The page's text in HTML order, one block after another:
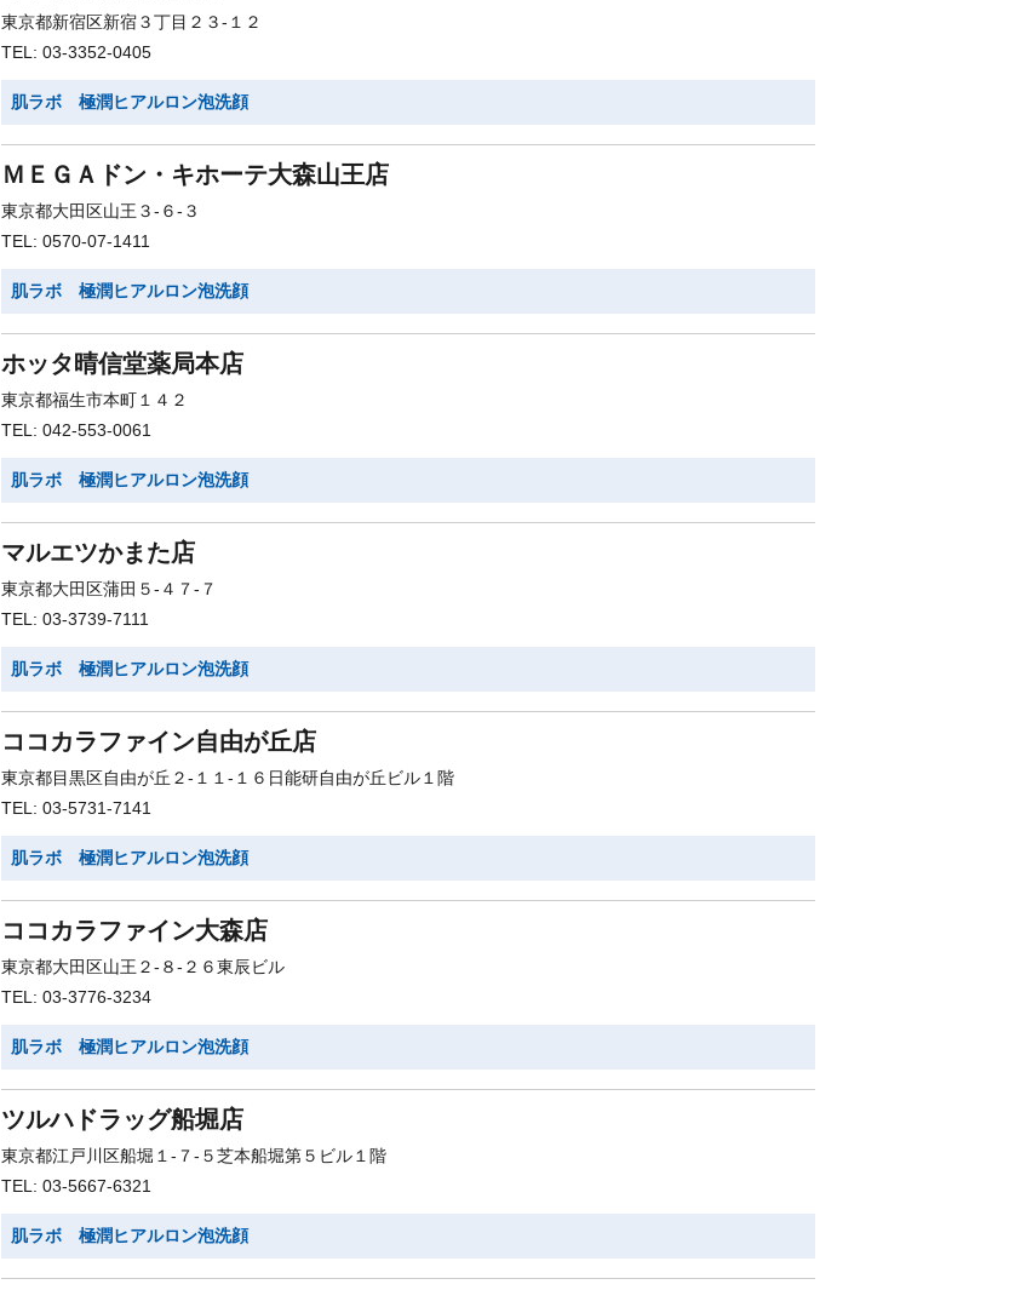
東京都新宿区新宿３丁目２３-１２
TEL: 03-3352-0405
肌ラボ 極潤ヒアルロン泡洗顔
ＭＥＧＡドン・キホーテ大森山王店
東京都大田区山王３-６-３
TEL: 0570-07-1411
肌ラボ 極潤ヒアルロン泡洗顔
ホッタ晴信堂薬局本店
東京都福生市本町１４２
TEL: 042-553-0061
肌ラボ 極潤ヒアルロン泡洗顔
マルエツかまた店
東京都大田区蒲田５-４７-７
TEL: 03-3739-7111
肌ラボ 極潤ヒアルロン泡洗顔
ココカラファイン自由が丘店
東京都目黒区自由が丘２-１１-１６日能研自由が丘ビル１階
TEL: 03-5731-7141
肌ラボ 極潤ヒアルロン泡洗顔
ココカラファイン大森店
東京都大田区山王２-８-２６東辰ビル
TEL: 03-3776-3234
肌ラボ 極潤ヒアルロン泡洗顔
ツルハドラッグ船堀店
東京都江戸川区船堀１-７-５芝本船堀第５ビル１階
TEL: 03-5667-6321
肌ラボ 極潤ヒアルロン泡洗顔